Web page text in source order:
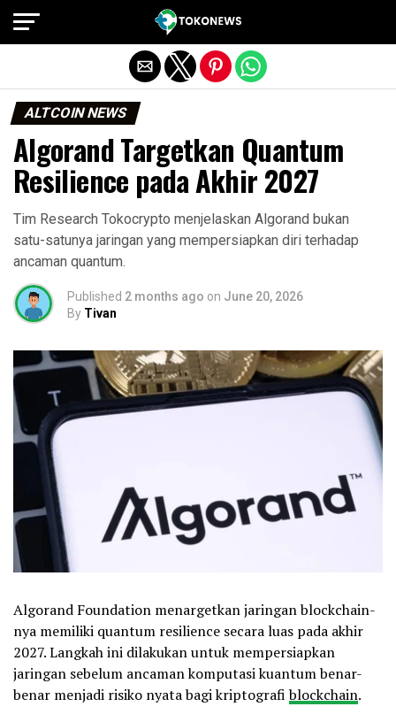
ALTCOIN NEWS
Algorand Targetkan Quantum
Resilience pada Akhir 2027
Tim Research Tokocrypto menjelaskan Algorand bukan
satu-satunya jaringan yang mempersiapkan diri terhadap
ancaman quantum.
Published 2 months ago on June 20, 2026
By Tivan
Algorand Foundation menargetkan jaringan blockchain-
nya memiliki quantum resilience secara luas pada akhir
2027. Langkah ini dilakukan untuk mempersiapkan
jaringan sebelum ancaman komputasi kuantum benar-
benar menjadi risiko nyata bagi kriptografiblockchain.
Exit mobile version